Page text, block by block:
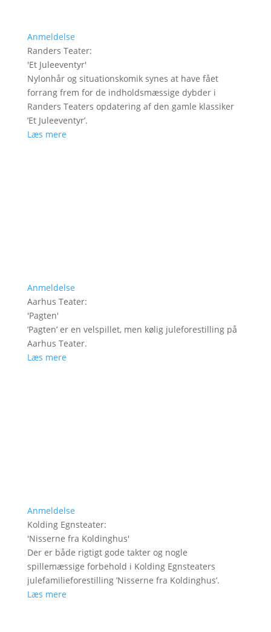
Anmeldelse
Randers Teater:
'Et Juleeventyr'
Nylonhår og situationskomik synes at have fået
forrang frem for de indholdsmæssige dybder i
Randers Teaters opdatering af den gamle klassiker
’Et Juleeventyr’.
Læs mere
Anmeldelse
Aarhus Teater:
'Pagten'
’Pagten’ er en velspillet, men kølig juleforestilling på
Aarhus Teater.
Læs mere
Anmeldelse
Kolding Egnsteater:
'Nisserne fra Koldinghus'
Der er både rigtigt gode takter og nogle
spillemæssige forbehold i Kolding Egnsteaters
julefamilieforestilling ’Nisserne fra Koldinghus’.
Læs mere